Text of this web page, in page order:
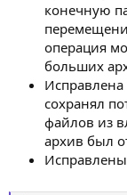
конечную
операция
больших
сохранял
файлов из
архив был